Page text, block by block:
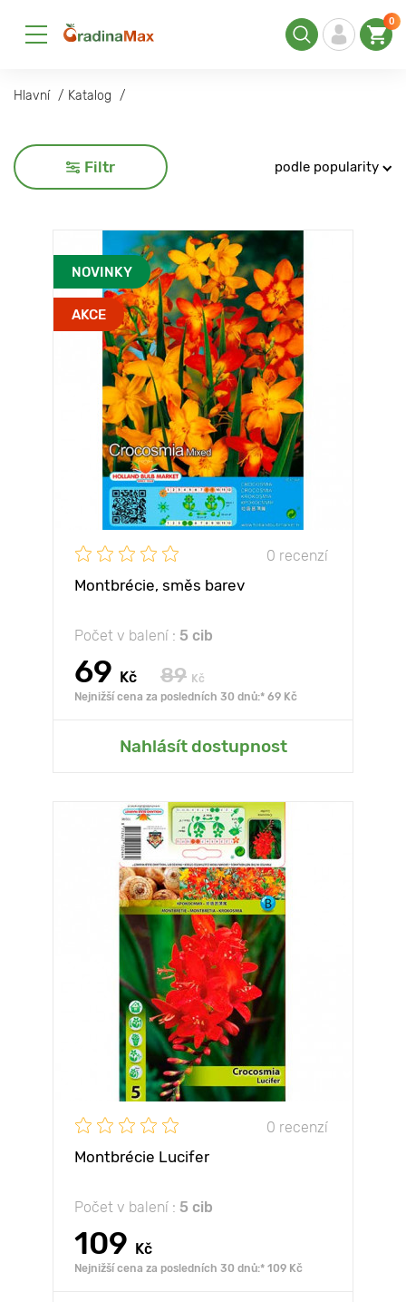
0
Hlavní Katalog
Filtr podle popularity
NOVINKY
AKCE
0 recenzí
Montbrécie, směs barev
Počet v balení : 5 cib
69 Kč 89 Kč
Nejnižší cena za posledních 30 dnů:* 69 Kč
Nahlásít dostupnost
0 recenzí
Montbrécie Lucifer
Počet v balení : 5 cib
109 Kč
Nejnižší cena za posledních 30 dnů:* 109 Kč